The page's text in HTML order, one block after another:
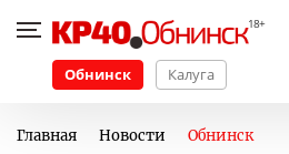
Обнинск Калуга
Главная Новости Обнинск